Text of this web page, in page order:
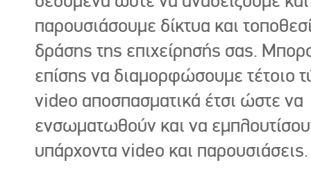
παρουσιάσουμε δίκτυα και
δράσης της επιχείρησής σας.
επίσης να διαμορφώσουμε τέτοιο
video αποσπασματικά έτσι ώστε να
ενσωματωθούν και να
υπάρχοντα video και παρουσιάσεις.